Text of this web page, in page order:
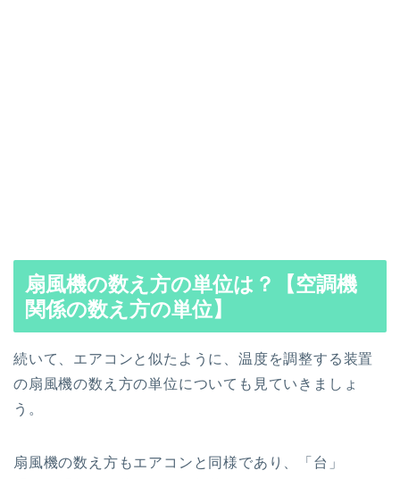
扇風機の数え方の単位は？【空調機
関係の数え方の単位】
続いて、エアコンと似たように、温度を調整する装置
の扇風機の数え方の単位についても見ていきましょ
う。
扇風機の数え方もエアコンと同様であり、「台」